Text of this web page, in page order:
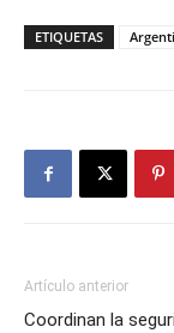
ETIQUETAS
Artículo anterior
Coordinan la